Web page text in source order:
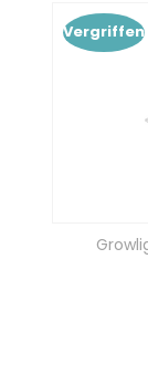
Vergriffen